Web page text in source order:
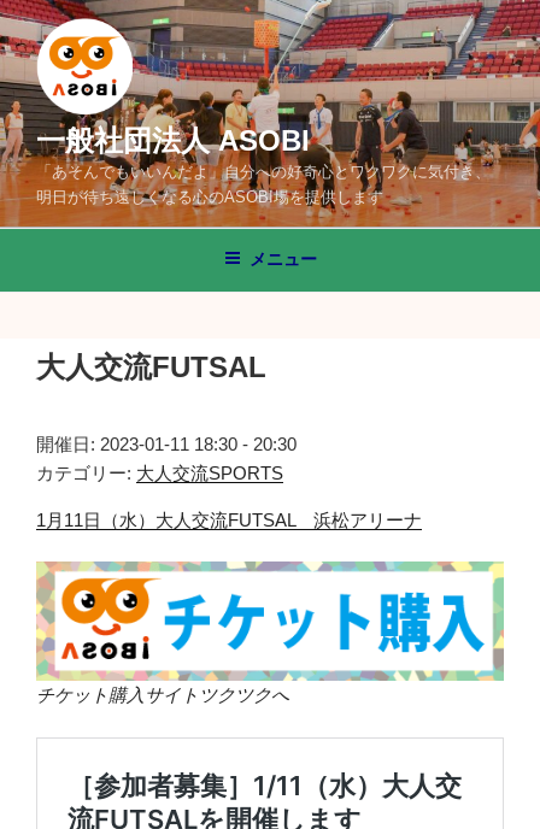
コ
ン
ン
ツ
へ
ス
一般社団法人 ASOBI
「あそんでもいいんだよ」自分への好奇心とワクワクに気付き、
明日が待ち遠しくなる心のASOBI場を提供します
メニュー
大人交流FUTSAL
開催日: 2023-01-11 18:30 - 20:30
カテゴリー: 大人交流SPORTS
1月11日（水）大人交流FUTSAL 浜松アリーナ
チケット購入サイトツクツクへ